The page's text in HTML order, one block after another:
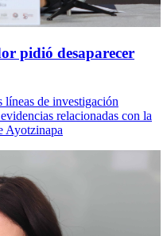
pidió desaparecer
de investigación
relacionadas con la
Ayotzinapa